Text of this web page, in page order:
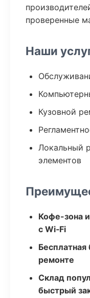
проверенные
Наши
Кузовной
Локальный
элементов
Кофе-зона
с Wi‑Fi
Бесплатная
ремонте
Склад
быстрый